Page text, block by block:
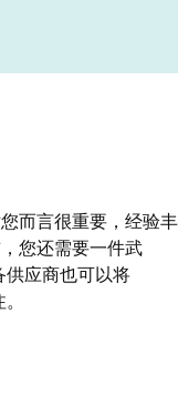
而言很重要，经验丰
您还需要一件武
供应商也可以将